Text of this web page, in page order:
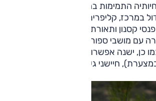
התמימות בחזית ופגושים אגרסיביים
במרכז, קליפרים אדומים, גג-שמש
כן, ישנה אפשרות לבחירת מצבי נהיגה
חיישני גשם ותאורה ובקרת שיוט.